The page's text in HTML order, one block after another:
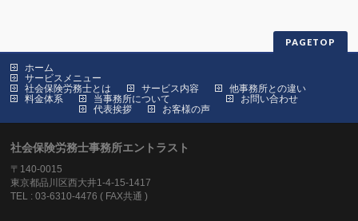
PAGETOP
ホーム
サービスメニュー
社会保険労務士とは
サービス内容
他事務所との違い
料金体系
当事務所について
代表挨拶
お客様の声
お問い合わせ
社会保険労務士事務所エントラスト
〒140-0015
東京都品川区西大井1-4-15-1417
TEL : 03-6310-4476 ( FAX共通 )